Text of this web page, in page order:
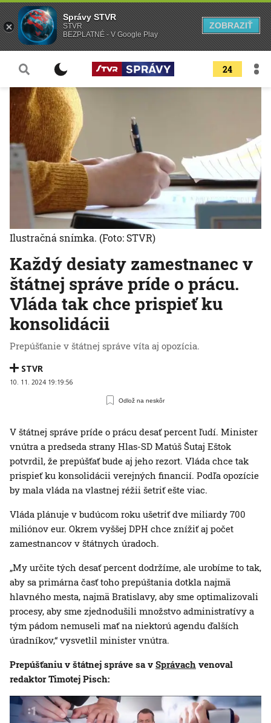
24
Každý desiaty zamestnanec v
štátnej správe príde o prácu.
Vláda tak chce prispieť ku
konsolidácii
Prepúšťanie v štátnej správe víta aj opozícia.
STVR
10. 11. 2024 19:19:56
Odlož na neskôr
Ilustračná snímka. (Foto: STVR)
V štátnej správe príde o prácu desať percent ľudí. Minister
vnútra a predseda strany Hlas-SD Matúš Šutaj Eštok
potvrdil, že prepúšťať bude aj jeho rezort. Vláda chce tak
prispieť ku konsolidácii verejných financií. Podľa opozície
by mala vláda na vlastnej réžii šetriť ešte viac.
Vláda plánuje v budúcom roku ušetriť dve miliardy 700
miliónov eur. Okrem vyššej DPH chce znížiť aj počet
zamestnancov v štátnych úradoch.
„My určite tých desať percent dodržíme, ale urobíme to tak,
aby sa primárna časť toho prepúštania dotkla najmä
hlavného mesta, najmä Bratislavy, aby sme optimalizovali
procesy, aby sme zjednodušili množstvo administratívy a
tým pádom nemuseli mať na niektorú agendu ďalších
úradníkov,“ vysvetlil minister vnútra.
Prepúšťaniu v štátnej správe sa v Správach venoval
redaktor Timotej Pisch:
Správy STVR
STVR
BEZPLATNÉ - V Google Play
ZOBRAZIŤ